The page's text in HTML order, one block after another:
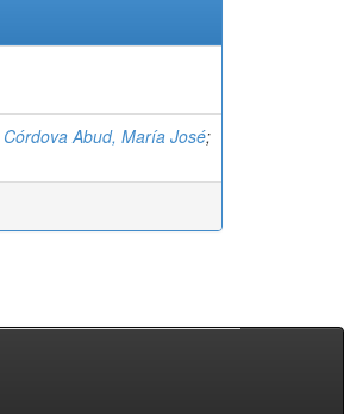
Córdova Abud, María José;